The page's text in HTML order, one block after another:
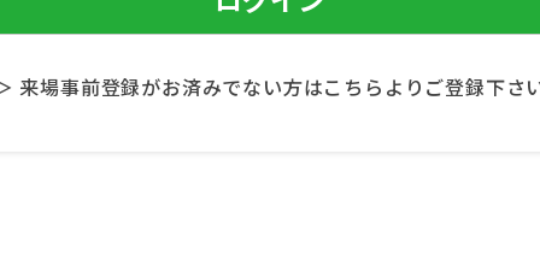
来場事前登録がお済みでない方はこちらよりご登録下さ